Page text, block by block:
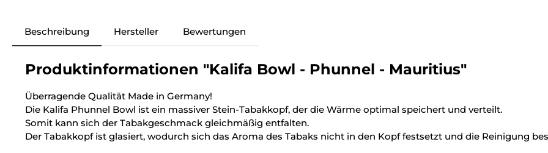
Beschreibung Hersteller Bewertungen
Produktinformationen "Kalifa Bowl - Phunnel - Mauritius"
Überragende Qualität Made in Germany!
Die Kalifa Phunnel Bowl ist ein massiver Stein-Tabakkopf, der die Wärme optimal speichert und verteilt.
Somit kann sich der Tabakgeschmack gleichmäßig entfalten.
Der Tabakkopf ist glasiert, wodurch sich das Aroma des Tabaks nicht in den Kopf festsetzt und die Reinigung